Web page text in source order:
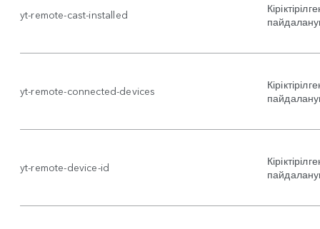
yt-remote-cast-installed
yt-remote-connected-devices
yt-remote-device-id